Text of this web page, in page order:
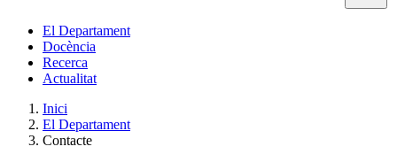
El Departament
Docència
Recerca
Actualitat
Inici
El Departament
Contacte